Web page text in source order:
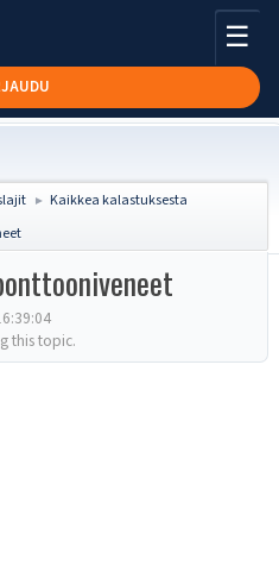
☰
► Kaikkea kalastuksesta
this topic.